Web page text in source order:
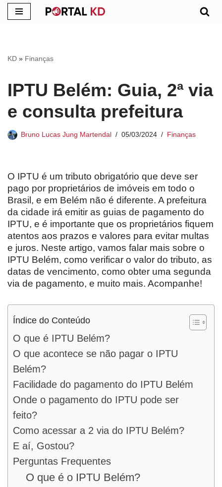
conteúdo
KD » Finanças
IPTU Belém: Guia, 2ª via
e consulta prefeitura
Bruno Lucas Jung Martendal 05/03/2024 Finanças
O IPTU é um tributo obrigatório que deve ser
pago por proprietários de imóveis em todo o
Brasil, e em Belém não é diferente. A prefeitura
da cidade irá emitir as guias de pagamento do
IPTU, e é importante que os proprietários fiquem
atentos aos prazos e valores para evitar multas
e juros. Neste artigo, vamos falar mais sobre o
IPTU Belém, como verificar o valor do tributo, as
datas de vencimento, como obter uma segunda
via de pagamento, e muito mais. Acompanhe!
Índice do Conteúdo
O que é IPTU Belém?
O que acontece se não pagar o IPTU
Belém?
Facilidade do pagamento do IPTU Belém
Onde o pagamento do IPTU pode ser
feito?
Como acessar a 2 via do IPTU Belém?
E aí, Gostou?
Perguntas Frequentes
O que é o IPTU Belém?